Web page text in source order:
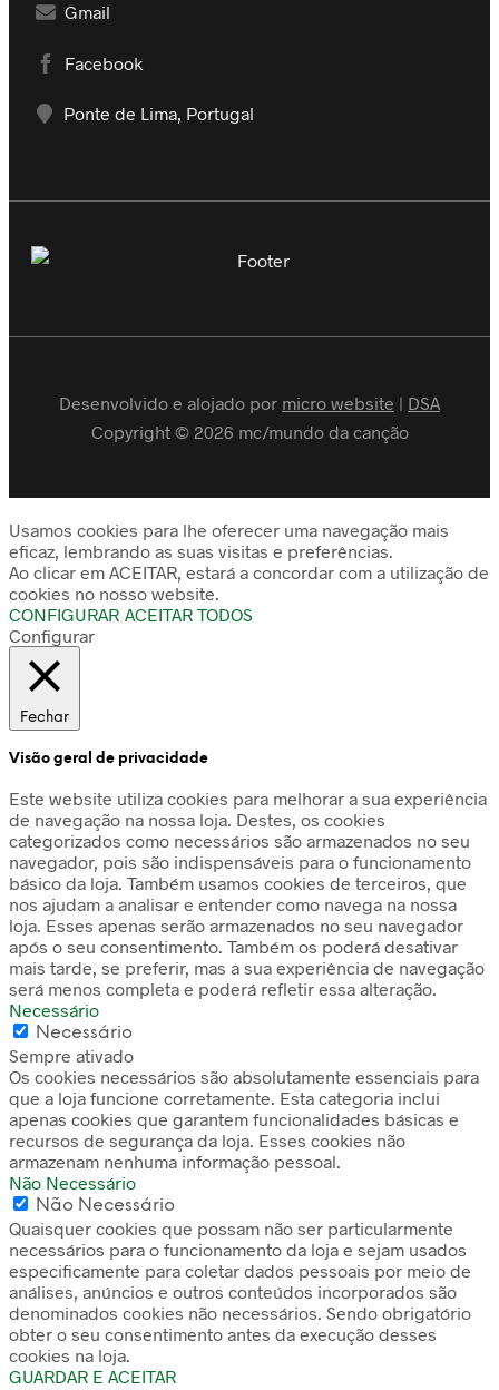
Gmail
Facebook
Ponte de Lima, Portugal
Desenvolvido e alojado por micro website | DSA
Copyright © 2026 mc/mundo da canção
Usamos cookies para lhe oferecer uma navegação mais
eficaz, lembrando as suas visitas e preferências.
Ao clicar em ACEITAR, estará a concordar com a utilização de
cookies no nosso website.
CONFIGURAR ACEITAR TODOS
Configurar
Fechar
Visão geral de privacidade
Este website utiliza cookies para melhorar a sua experiência
de navegação na nossa loja. Destes, os cookies
categorizados como necessários são armazenados no seu
navegador, pois são indispensáveis para o funcionamento
básico da loja. Também usamos cookies de terceiros, que
nos ajudam a analisar e entender como navega na nossa
loja. Esses apenas serão armazenados no seu navegador
após o seu consentimento. Também os poderá desativar
mais tarde, se preferir, mas a sua experiência de navegação
será menos completa e poderá refletir essa alteração.
Necessário
Necessário
Sempre ativado
Os cookies necessários são absolutamente essenciais para
que a loja funcione corretamente. Esta categoria inclui
apenas cookies que garantem funcionalidades básicas e
recursos de segurança da loja. Esses cookies não
armazenam nenhuma informação pessoal.
Não Necessário
Não Necessário
Quaisquer cookies que possam não ser particularmente
necessários para o funcionamento da loja e sejam usados
especificamente para coletar dados pessoais por meio de
análises, anúncios e outros conteúdos incorporados são
denominados cookies não necessários. Sendo obrigatório
obter o seu consentimento antes da execução desses
cookies na loja.
GUARDAR E ACEITAR